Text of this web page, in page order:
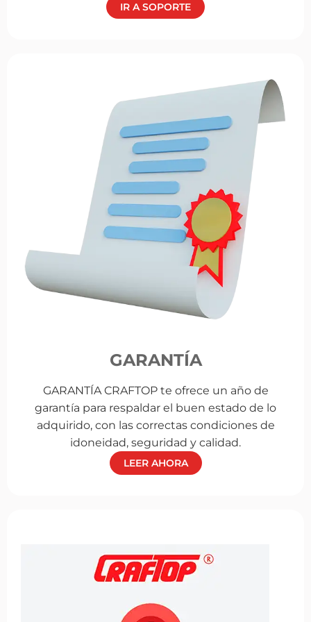
IR A SOPORTE
GARANTÍA
GARANTÍA CRAFTOP te ofrece un año de
garantía para respaldar el buen estado de lo
adquirido, con las correctas condiciones de
idoneidad, seguridad y calidad.
LEER AHORA